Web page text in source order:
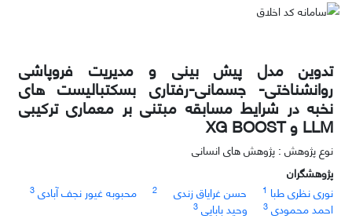
تدوین مدل پیش بینی و مدیریت فروپاشی
روانشناختی- جسمانی-رفتاری بسکتبالیست های
نخبه در شرایط مسابقه مبتنی بر معماری ترکیبی
LLM و XG BOOST
نوع پژوهش : پژوهش های انسانی
پژوهشگران
نوری نظری طبا 1 حسن غرایاق زندی 2 محبوبه غیور نجف آبادی 3
احمد محمودی 3 وحید بابایی 3